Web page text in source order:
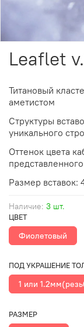
Наличие: 3 шт.
Leaflet
ЦВЕТ
Фиолетовый
ПОД УКРАШЕНИЕ
1 или
РАЗМЕР
Титановый
аметистом
Cтруктуры
уникального
Оттенок цвета
Размер вставок: